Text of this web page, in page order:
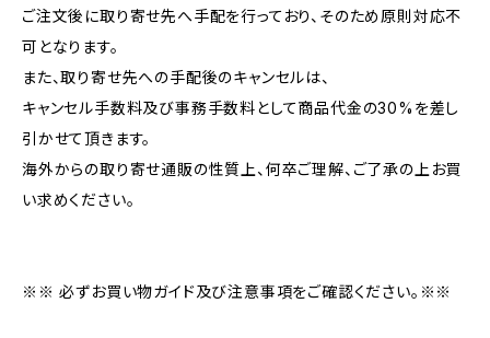
ご注文後に取り寄せ先へ手配を行っており、そのため原則対応不
可となります。
また、取り寄せ先への手配後のキャンセルは、
キャンセル手数料及び事務手数料として商品代金の30%を差し
引かせて頂きます。
海外からの取り寄せ通販の性質上、何卒ご理解、ご了承の上お買
い求めください。
※※ 必ずお買い物ガイド及び注意事項をご確認ください。※※